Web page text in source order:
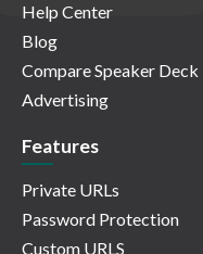
Help Center
Blog
Compare Speaker Deck
Advertising
Features
Private URLs
Password Protection
Custom URLS